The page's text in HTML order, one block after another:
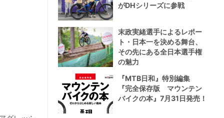
がDHシリーズに参戦
末政実緒選手によるレポー
ト・日本一を決める舞台、
その先にある全日本選手権
の魅力
『MTB日和』特別編集
『完全保存版 マウンテン
バイクの本』7月31日発売！